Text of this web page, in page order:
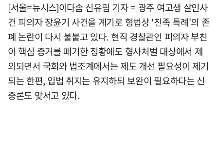
[서울=뉴시스]이다솜 신유림 기자 = 광주 여고생 살인사
건 피의자 장윤기 사건을 계기로 형법상 '친족 특례'의 존
폐 논란이 다시 불붙고 있다. 현직 경찰관인 피의자 부친
이 핵심 증거를 폐기한 정황에도 형사처벌 대상에서 제
외되면서 국회와 법조계에서는 제도 개선 필요성이 제기
되는 한편, 입법 취지는 유지하되 보완이 필요하다는 신
중론도 맞서고 있다.